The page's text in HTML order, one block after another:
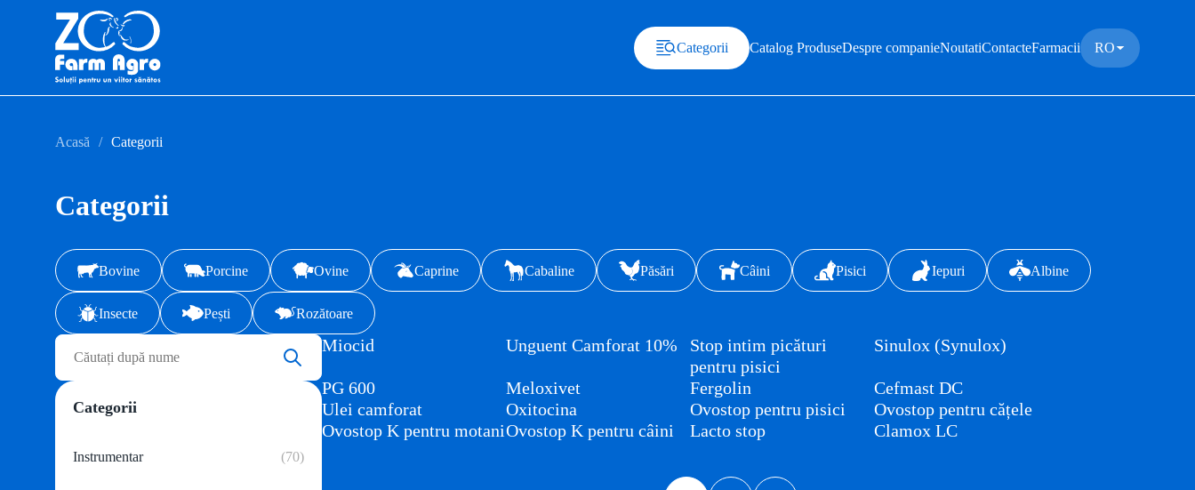
Categorii Catalog ProduseDespre companieNoutatiContacteFarmacii RO
Acasă Categorii
Categorii
Bovine Porcine Ovine Caprine Cabaline Păsări Câini Pisici Iepuri Albine
Insecte Pești Rozătoare
Categorii
Instrumentar (70)
Miocid Unguent Camforat 10%
Stop intim picături
pentru pisici
Sinulox (Synulox)
PG 600 Meloxivet Fergolin
Cefmast DC
Ulei camforat
Oxitocina Ovostop pentru pisici
Ovostop pentru cățele
Ovostop K pentru motaniOvostop K pentru câini Lacto stop Clamox LC